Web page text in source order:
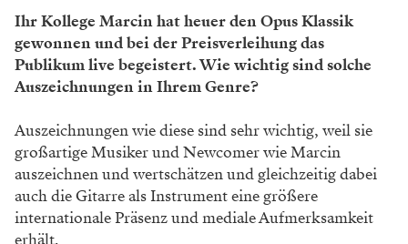
Ihr Kollege Marcin hat heuer den Opus Klassik
gewonnen und bei der Preisverleihung das
Publikum live begeistert. Wie wichtig sind solche
Auszeichnungen in Ihrem Genre?
Auszeichnungen wie diese sind sehr wichtig, weil sie
großartige Musiker und Newcomer wie Marcin
auszeichnen und wertschätzen und gleichzeitig dabei
auch die Gitarre als Instrument eine größere
internationale Präsenz und mediale Aufmerksamkeit